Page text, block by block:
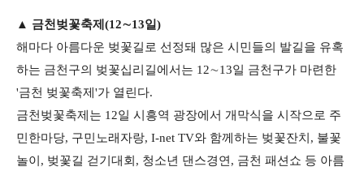
▲ 금천벚꽃축제(12∼13일)
해마다 아름다운 벚꽃길로 선정돼 많은 시민들의 발길을 유혹
하는 금천구의 벚꽃십리길에서는 12∼13일 금천구가 마련한
'금천 벚꽃축제'가 열린다.
금천벚꽃축제는 12일 시흥역 광장에서 개막식을 시작으로 주
민한마당, 구민노래자랑, I-net TV와 함께하는 벚꽃잔치, 불꽃
놀이, 벚꽃길 걷기대회, 청소년 댄스경연, 금천 패션쇼 등 아름